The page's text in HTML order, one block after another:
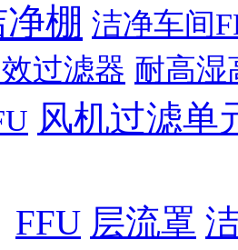
棚 洁净车间
过滤器 耐高湿
风机过滤单
FFU 层流罩